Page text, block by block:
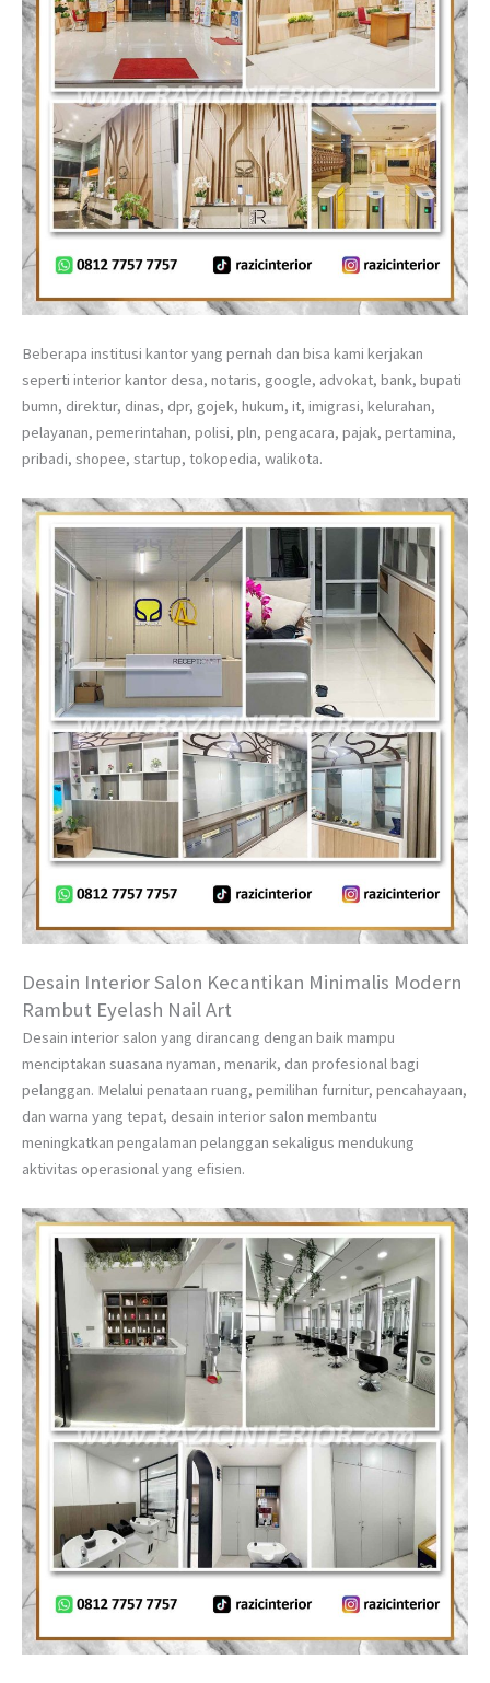
Beberapa institusi kantor yang pernah dan bisa kami kerjakan
seperti interior kantor desa, notaris, google, advokat, bank, bupati
bumn, direktur, dinas, dpr, gojek, hukum, it, imigrasi, kelurahan,
pelayanan, pemerintahan, polisi, pln, pengacara, pajak, pertamina,
pribadi, shopee, startup, tokopedia, walikota.
Desain Interior Salon Kecantikan Minimalis Modern
Rambut Eyelash Nail Art
Desain interior salon yang dirancang dengan baik mampu
menciptakan suasana nyaman, menarik, dan profesional bagi
pelanggan. Melalui penataan ruang, pemilihan furnitur, pencahayaan,
dan warna yang tepat, desain interior salon membantu
meningkatkan pengalaman pelanggan sekaligus mendukung
aktivitas operasional yang efisien.